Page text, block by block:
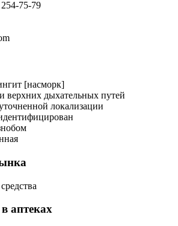
75-79
[насморк]
верхних дыхательных путей
локализации
аптеках